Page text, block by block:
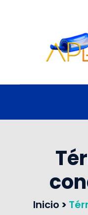
Inicio >